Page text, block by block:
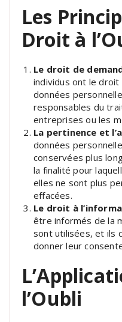
Les
Droit à
Le droit de
individus ont le droit
données
responsables du
entreprises ou les
La pertinence et
données
conservées plus
la finalité pour
elles ne sont plus
effacées.
Le droit à
être informés de la
sont utilisées, et ils
donner leur
l’Oubli